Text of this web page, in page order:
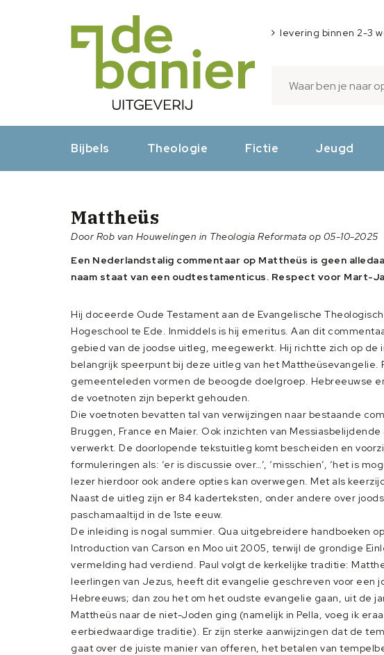
levering binnen 2-3
Bijbels Theologie Fictie Jeugd
Mattheüs
Door Rob van Houwelingen in Theologia Reformata op 05-10-2025
Een Nederlandstalig commentaar op Mattheüs is geen
naam staat van een oudtestamenticus. Respect voor Mart-
Hij doceerde Oude Testament aan de Evangelische
Hogeschool te Ede. Inmiddels is hij emeritus. Aan dit
gebied van de joodse uitleg, meegewerkt. Hij richtte zich op de
belangrijk speerpunt bij deze uitleg van het
gemeenteleden vormen de beoogde doelgroep. Hebreeuwse
de voetnoten zijn beperkt gehouden.
Die voetnoten bevatten tal van verwijzingen naar bestaande
Bruggen, France en Maier. Ook inzichten van
verwerkt. De doorlopende tekstuitleg komt bescheiden en
formuleringen als: ‘er is discussie over…’, ‘misschien’, ‘het is
lezer hierdoor ook andere opties kan overwegen. Met als
Naast de uitleg zijn er 84 kaderteksten, onder andere over
paschamaaltijd in de 1ste eeuw.
De inleiding is nogal summier. Qua uitgebreidere handboeken
Introduction van Carson en Moo uit 2005, terwijl de grondige
vermelding had verdiend. Paul volgt de kerkelijke traditie:
leerlingen van Jezus, heeft dit evangelie geschreven voor een
Hebreeuws; dan zou het om het oudste evangelie gaan, uit de
Mattheüs naar de niet-Joden ging (namelijk in Pella, voeg ik
eerbiedwaardige traditie). Er zijn sterke aanwijzingen dat de
gaat over de juiste manier van offeren, het betalen van